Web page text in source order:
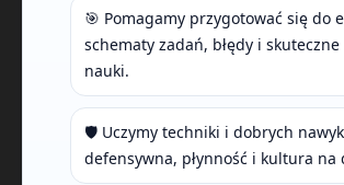
🎯 Pomagamy przygotować się do
schematy zadań, błędy i
nauki.
🛡️ Uczymy techniki i dobrych
defensywna, płynność i kultura na